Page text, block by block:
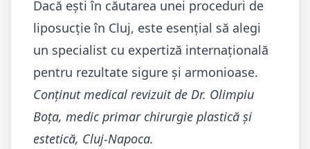
Dacă ești în căutarea unei proceduri de
liposucție în Cluj, este esențial să alegi
un specialist cu expertiză internațională
pentru rezultate sigure și armonioase.
Conținut medical revizuit de Dr. Olimpiu
Boța, medic primar chirurgie plastică și
estetică, Cluj-Napoca.